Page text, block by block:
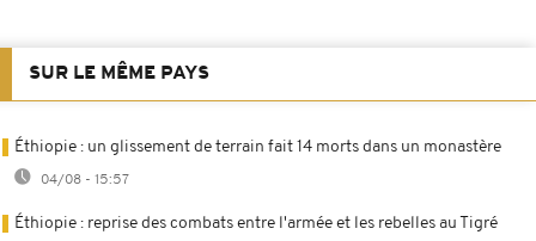
SUR LE MÊME PAYS
Éthiopie : un glissement de terrain fait 14 morts dans un monastère
04/08 - 15:57
Éthiopie : reprise des combats entre l'armée et les rebelles au Tigré